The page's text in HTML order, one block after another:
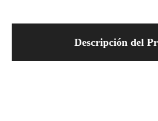
Descripción del